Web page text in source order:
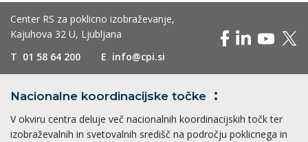
Center RS za poklicno izobraževanje,
Kajuhova 32 U, Ljubljana
T 01 58 64 200 E info@cpi.si
Nacionalne koordinacijske točke
V okviru centra deluje več nacionalnih koordinacijskih točk ter
izobraževalnih in svetovalnih središč na področju poklicnega in